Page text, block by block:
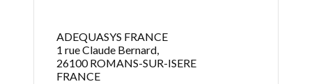
ADEQUASYS FRANCE
1 rue Claude Bernard,
26100 ROMANS-SUR-ISERE
FRANCE